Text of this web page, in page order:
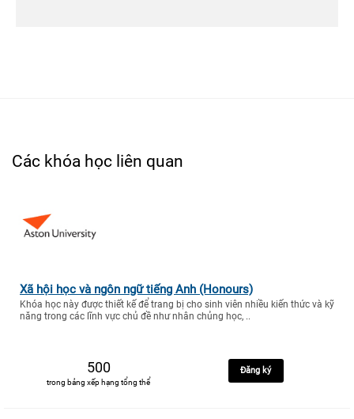
Các khóa học liên quan
Xã hội học và ngôn ngữ tiếng Anh (Honours)
Khóa học này được thiết kế để trang bị cho sinh viên nhiều kiến thức và kỹ
năng trong các lĩnh vực chủ đề như nhân chủng học, ..
500
trong bảng xếp hạng tổng thể
Đăng ký